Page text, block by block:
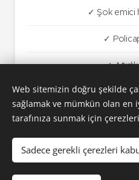
✓ Şok emici
✓
✓
Arımak, Arı Grup şirketler
Web sitemizin doğru şekilde
sağlamak ve mümkün olan en
tarafınıza sunmak için
Sadece gerekli çerezleri